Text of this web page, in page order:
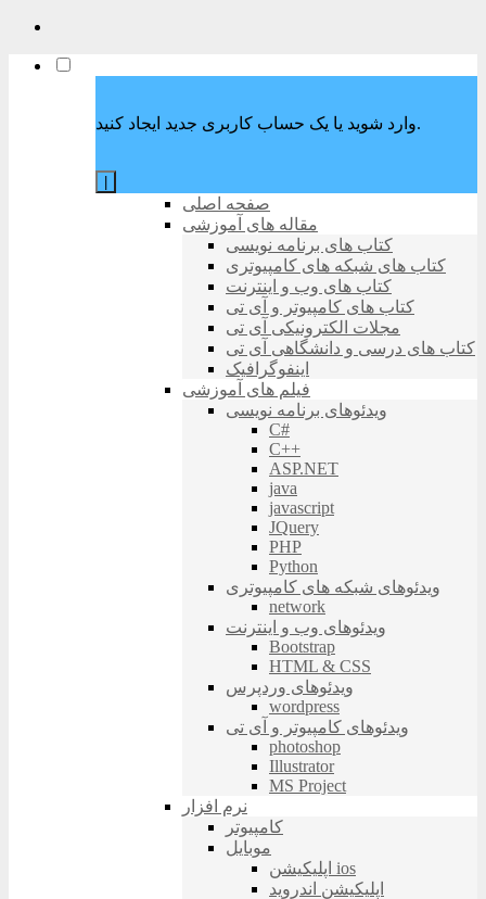
وارد شوید یا یک حساب کاربری جدید ایجاد کنید.
صفحه اصلی
مقاله های آموزشی
کتاب های برنامه نویسی
کتاب های شبکه های کامپیوتری
کتاب های وب و اینترنت
کتاب های کامپیوتر و آی تی
مجلات الکترونیکی آی تی
کتاب های درسی و دانشگاهی آی تی
اینفوگرافیک
فیلم های آموزشی
ویدئوهای برنامه نویسی
C#
C++
ASP.NET
java
javascript
JQuery
PHP
Python
ویدئوهای شبکه های کامپیوتری
network
ویدئوهای وب و اینترنت
Bootstrap
HTML & CSS
ویدئوهای وردپرس
wordpress
ویدئوهای کامپیوتر و آی تی
photoshop
Illustrator
MS Project
نرم افزار
کامپیوتر
موبایل
اپلیکیشن ios
اپلیکیشن اندروید